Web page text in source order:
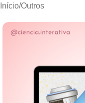
Início/Outros